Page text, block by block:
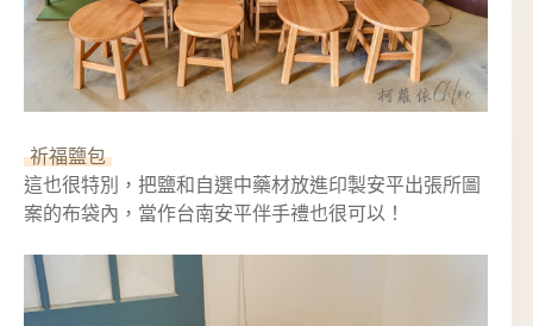
祈福鹽包
這也很特別，把鹽和自選中藥材放進印製安平出張所圖
案的布袋內，當作台南安平伴手禮也很可以！